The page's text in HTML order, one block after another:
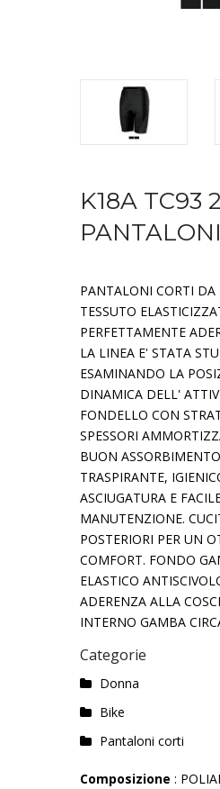
K18A TC93
PANTALONI CORTI
TESSUTO
PERFETTAMENTE
LA LINEA E' STATA
ESAMINANDO LA
DINAMICA DELL'
FONDELLO CON
SPESSORI
BUON
TRASPIRANTE,
ASCIUGATURA E
MANUTENZIONE.
POSTERIORI PER UN
COMFORT. FONDO
ELASTICO
ADERENZA ALLA
INTERNO GAMBA
Categorie
Donna
Bike
Pantaloni corti
Composizione :